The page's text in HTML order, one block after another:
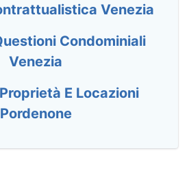
Venezia
Condominiali
Venezia
E Locazioni
Pordenone